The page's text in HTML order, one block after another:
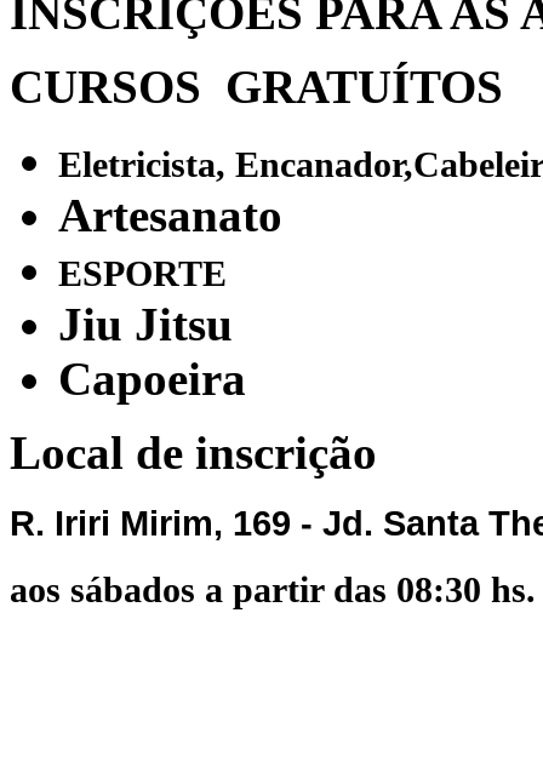
INSCRIÇÕES PARA AS
CURSOS GRATUÍTOS
Eletricista,
Artesanato
ESPORTE
Jiu Jitsu
Capoeira
Local de inscrição
R. Iriri Mirim, 169 - Jd. Santa
aos sábados a partir das 08:30 hs.